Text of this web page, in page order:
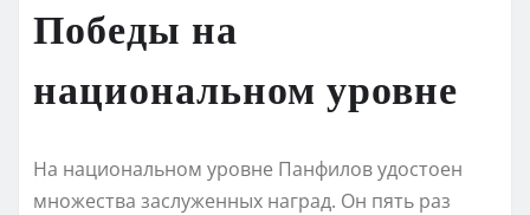
Победы на
национальном уровне
На национальном уровне Панфилов удостоен
множества заслуженных наград. Он пять раз